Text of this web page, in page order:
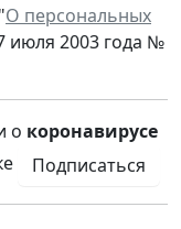
О персональных
июля 2003 года №
о коронавирусе
Подписаться